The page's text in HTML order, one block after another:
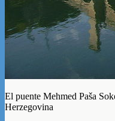
El puente Mehmed Paša
Herzegovina